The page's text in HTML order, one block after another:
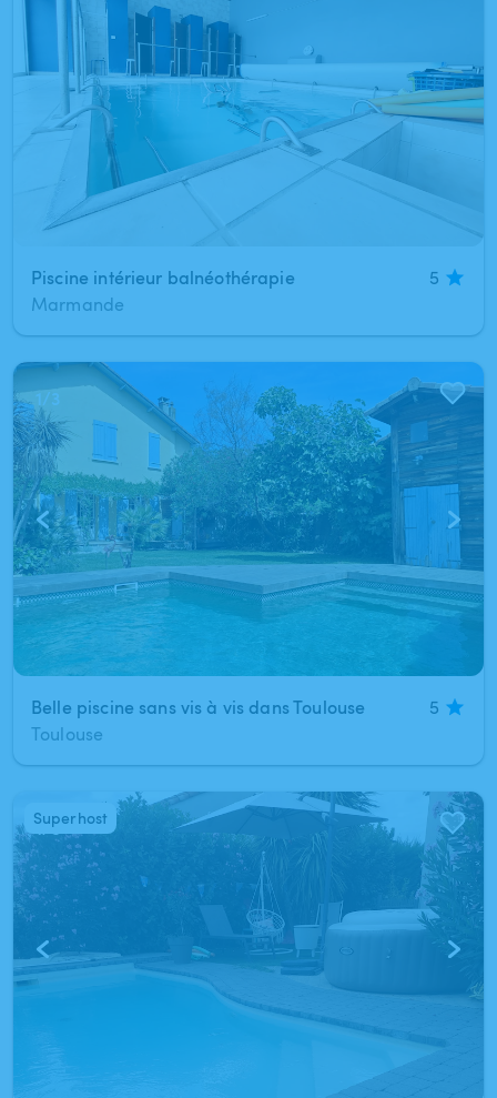
Piscine intérieur balnéothérapie
5
Marmande
1/3
Belle piscine sans vis à vis dans Toulouse
5
Toulouse
1/5
Superhost